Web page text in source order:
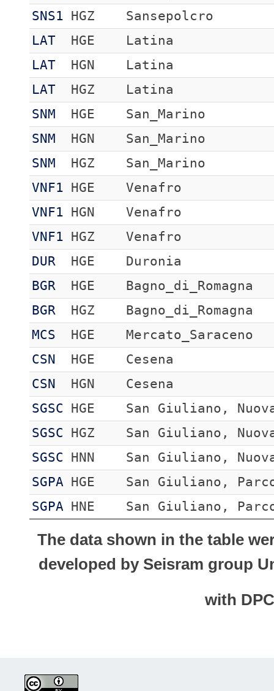
SNS1
HGZ
Sansepolcro
LAT
HGE
Latina
LAT
HGN
Latina
LAT
HGZ
Latina
SNM
HGE
San_Marino
SNM
HGN
San_Marino
SNM
HGZ
San_Marino
VNF1
HGE
Venafro
VNF1
HGN
Venafro
VNF1
HGZ
Venafro
DUR
HGE
Duronia
BGR
HGE
Bagno_di_Romagna
BGR
HGZ
Bagno_di_Romagna
MCS
HGE
Mercato_Saraceno
CSN
HGE
Cesena
CSN
HGN
Cesena
SGSC
HGE
San Giuliano,
SGSC
HGZ
San Giuliano,
SGSC
HNN
San Giuliano,
SGPA
HGE
San Giuliano,
SGPA
HNE San Giuliano,
The data shown in the table
developed by Seisram group
with